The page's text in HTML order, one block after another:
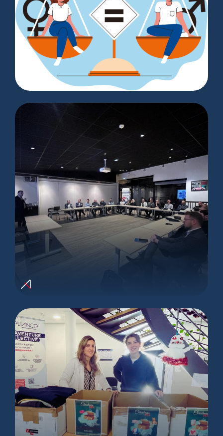
PROFESSIONNELLE FEMMES-
HOMMES 2025
Conventions 2025